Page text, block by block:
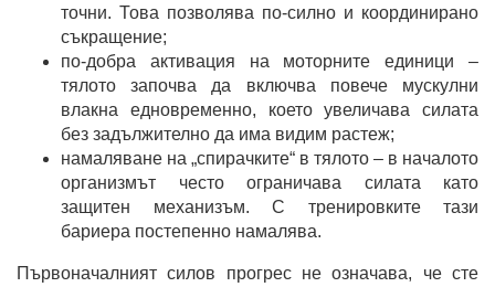
точни. Това позволява по-силно и координирано
съкращение;
по-добра активация на моторните единици –
тялото започва да включва повече мускулни
влакна едновременно, което увеличава силата
без задължително да има видим растеж;
намаляване на „спирачките“ в тялото – в началото
организмът често ограничава силата като
защитен механизъм. С тренировките тази
бариера постепенно намалява.
Първоначалният силов прогрес не означава, че сте